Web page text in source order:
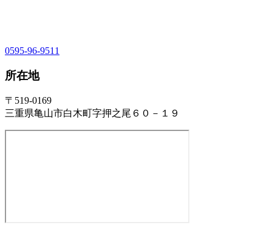
0595-96-9511
所在地
〒519-0169
三重県亀山市白木町字押之尾６０－１９